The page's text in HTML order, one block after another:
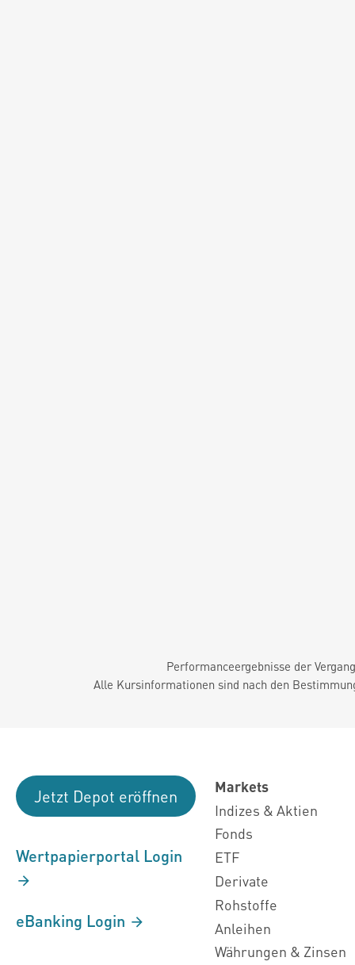
Performanceergebnisse der
Alle Kursinformationen sind nach den
Jetzt Depot eröffnen
Wertpapierportal Login
eBanking Login
Markets
Indizes & Aktien
Fonds
ETF
Derivate
Rohstoffe
Anleihen
Währungen & Zinsen